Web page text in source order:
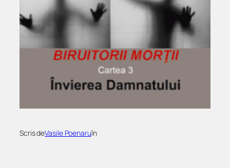
Scris deVasile Poenaruîn